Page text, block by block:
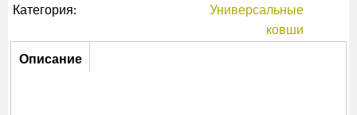
Категория:
Универсальные
ковши
Описание
Описание